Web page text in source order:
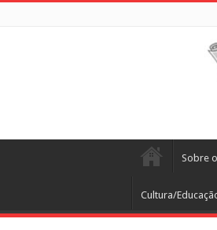
Sobre
Cultura/